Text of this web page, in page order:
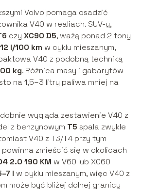
Volvo pomaga osadzić
V40 w realiach. SUV-y,
czy XC90 D5, ważą ponad 2 tony
l/100 km w cyklu mieszanym,
V40 z podobną techniką
kg. Różnica masy i gabarytów
na 1,5–3 litry paliwa mniej na
wygląda zestawienie V40 z
z benzynowym T5 spala zwykle
V40 z T3/T4 przy tym
zmieścić się w okolicach
2.0 190 KM w V60 lub XC60
l w cyklu mieszanym, więc V40 z
może być bliżej dolnej granicy